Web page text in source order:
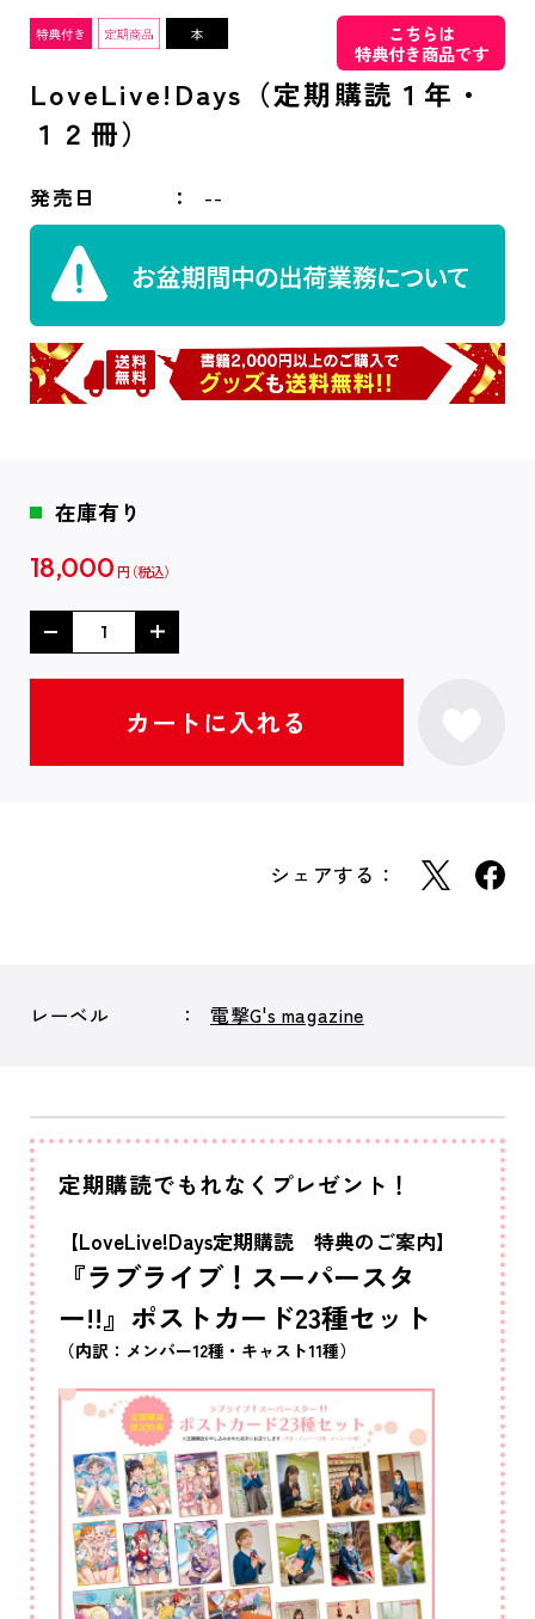
こちらは
特典付き商品です
LoveLive!Days（定期購読１年・
１２冊）
発売日 --
在庫有り
18,000 円
シェアする：
レーベル 電撃G's magazine
定期購読でもれなくプレゼント！
【LoveLive!Days定期購読 特典のご案内】
『ラブライブ！スーパースタ
ー!!』ポストカード23種セット
（内訳：メンバー12種・キャスト11種）